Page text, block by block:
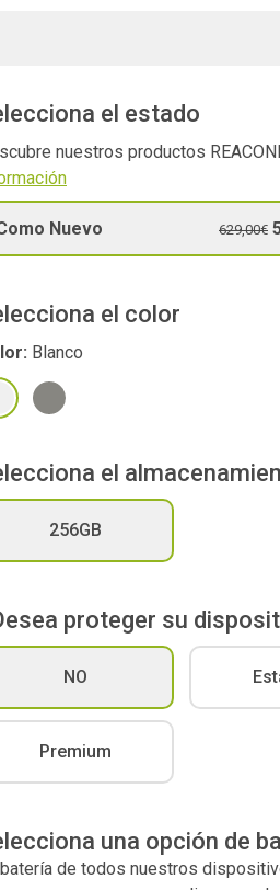
el estado
nuestros productos
Nuevo 629,00€
el color
Blanco
el
256GB
proteger su
NO
Premium
una opción de
de todos nuestros